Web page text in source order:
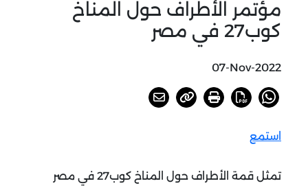
مؤتمر الأطراف حول المناخ
كوب27 في مصر
07-Nov-2022
استمع
تمثل قمة الأطراف حول المناخ كوب27 في مصر